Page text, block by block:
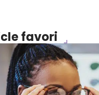
favori